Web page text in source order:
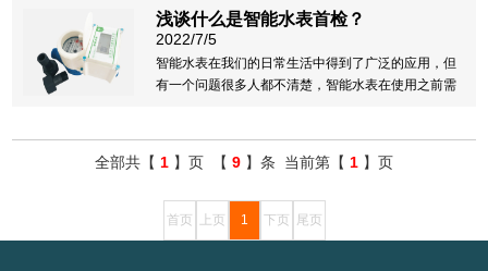
置开始对用水量进行采集，并转换成所需的电子信号
供给微机模块进行计量，并在LCD显示模块上显示出
浅谈什么是智能水表首检？
2022/7/5
智能水表在我们的日常生活中得到了广泛的应用，但
有一个问题很多人都不清楚，智能水表在使用之前需
全部共【 1 】页 【 9 】条 当前第【 1 】页
首页 上页 1 下页 尾页